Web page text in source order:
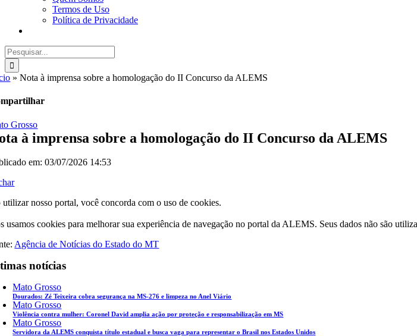
Termos de Uso
Política de Privacidade
Buscar
resultados
para:
»Nota à imprensa sobre a homologação do II Concurso da ALEMS
Grosso
à imprensa sobre a homologação do II Concurso da ALEMS
em: 03/07/2026 14:53
nosso portal, você concorda com o uso de cookies.
usamos cookies para melhorar sua experiência de navegação no portal da ALEMS. Seus dados não são
Agência de Notícias do Estado do MT
notícias
Mato Grosso
Dourados: Zé Teixeira cobra segurança na MS-276 e limpeza no Anel Viário
Mato Grosso
Violência contra mulher: Coronel David amplia ação por proteção e responsabilização em MS
Mato Grosso
Servidora da ALEMS conquista título estadual e busca vaga para representar o Brasil nos Estados Unidos